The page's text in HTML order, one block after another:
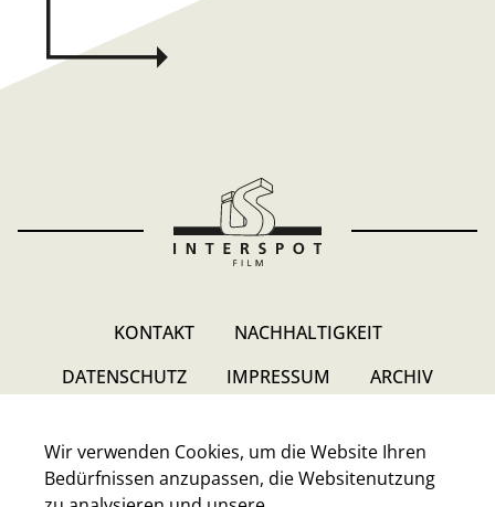
KONTAKT
NACHHALTIGKEIT
DATENSCHUTZ
IMPRESSUM ARCHIV
Wir verwenden Cookies, um die Website Ihren
Bedürfnissen anzupassen, die Websitenutzung